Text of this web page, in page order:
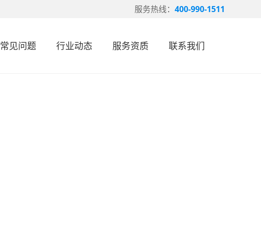
服务热线： 400-990-1511
常见问题 行业动态 服务资质 联系我们